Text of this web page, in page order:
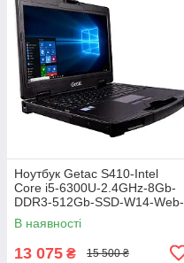
Ноутбук Getac S410-Intel
Core i5-6300U-2.4GHz-8Gb-
DDR3-512Gb-SSD-W14-Web-
FHD-IPS-(4G Modem)-(B)-Б/В
В наявності
13 075 ₴ 15 500 ₴